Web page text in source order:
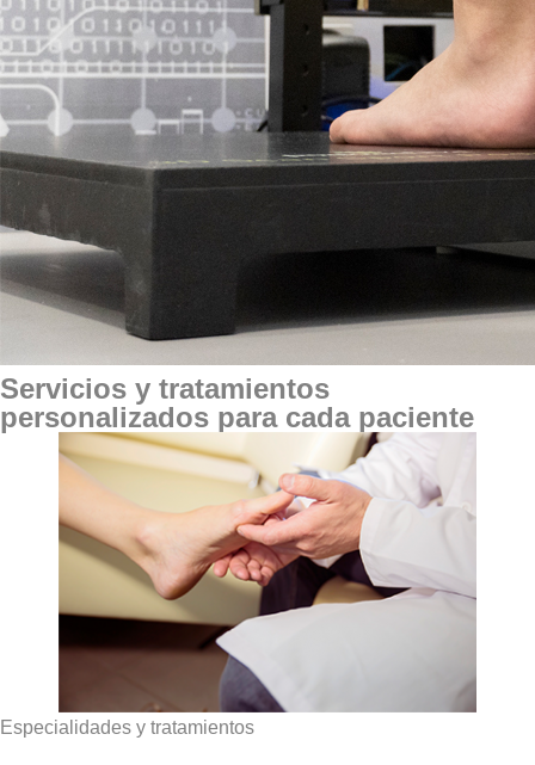
Servicios y tratamientos
personalizados para cada paciente
Especialidades y tratamientos